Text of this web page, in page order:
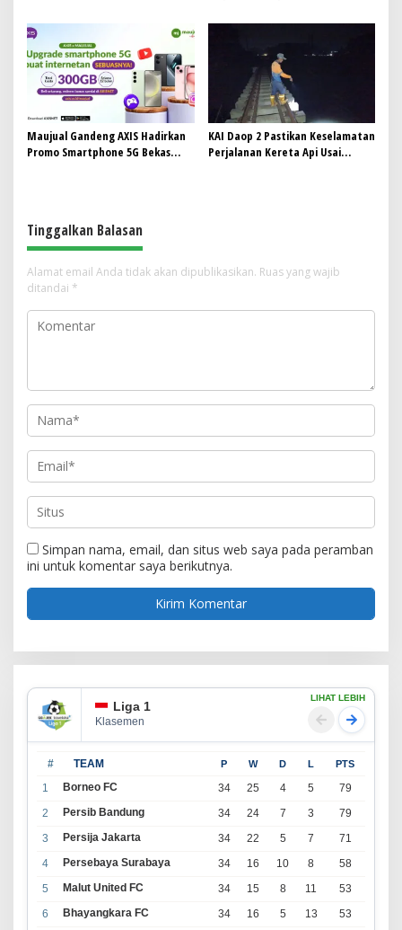
Impian
Maujual Gandeng AXIS Hadirkan
Promo Smartphone 5G Bekas
KAI Daop 2 Pastikan Keselamatan
Perjalanan Kereta Api Usai
Tinggalkan Balasan
Alamat email Anda tidak akan dipublikasikan. Ruas yang wajib
ditandai *
Simpan nama, email, dan situs web saya pada peramban
ini untuk komentar saya berikutnya.
Liga 1
Klasemen
LIHAT LEBIH
# TEAM P W D L PTS
1 Borneo FC 34 25 4 5
79
2
Persib Bandung 34 24 7 3
79
3
Persija Jakarta 34 22 5 7
71
4
Persebaya Surabaya 34 16 10 8
58
5
Malut United FC 34 15 8 11
53
6
Bhayangkara FC 34 16 5 13
53